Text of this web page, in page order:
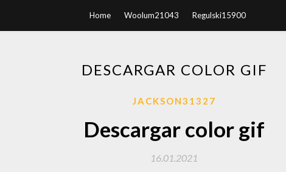
Home Woolum21043 Regulski15900
DESCARGAR COLOR GIF
JACKSON31327
Descargar color gif
16.01.2021